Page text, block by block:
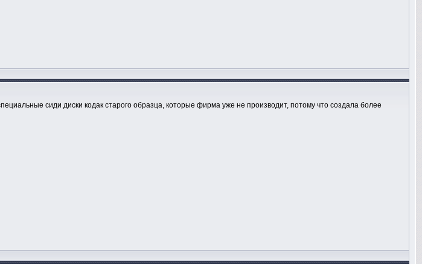
сиди диски кодак старого образца, которые фирма уже не производит, потому что создала более